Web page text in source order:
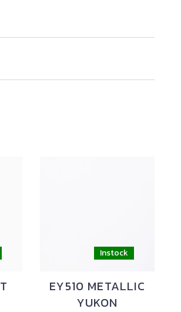
EY510 METALLIC
YUKON